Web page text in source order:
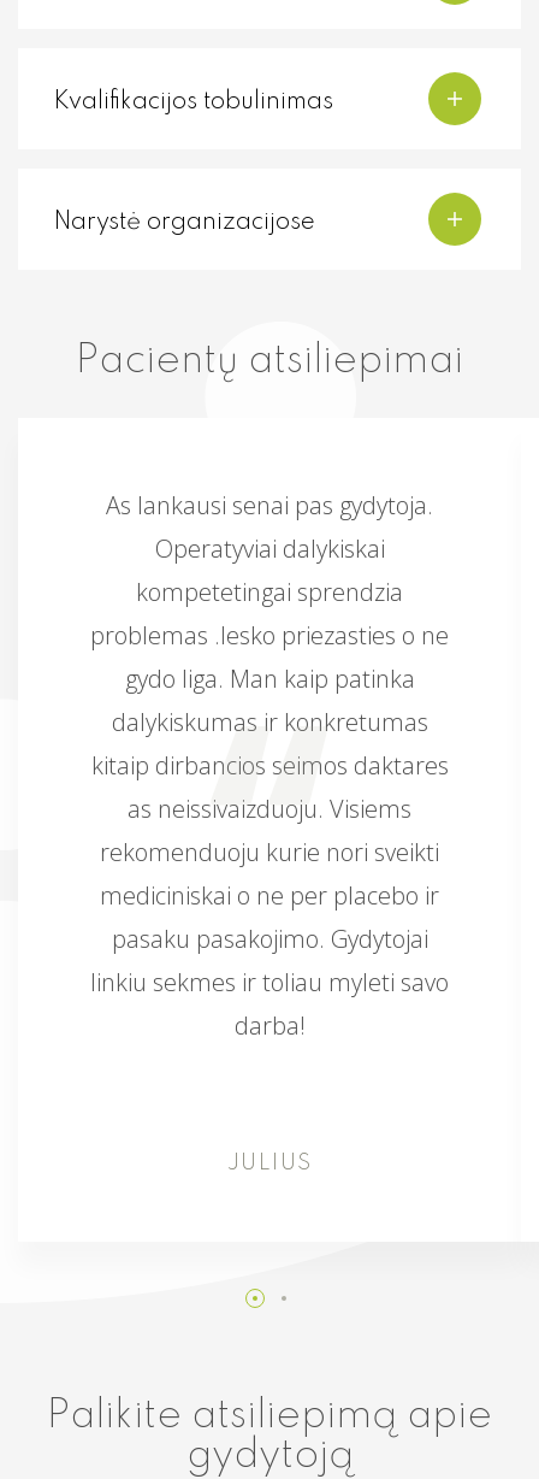
Kvalifikacijos tobulinimas
Narystė organizacijose
Pacientų atsiliepimai
As lankausi senai pas gydytoja.
Operatyviai dalykiskai
kompetetingai sprendzia
problemas .Iesko priezasties o ne
gydo liga. Man kaip patinka
dalykiskumas ir konkretumas
kitaip dirbancios seimos daktares
as neissivaizduoju. Visiems
rekomenduoju kurie nori sveikti
mediciniskai o ne per placebo ir
pasaku pasakojimo. Gydytojai
linkiu sekmes ir toliau myleti savo
darba!
JULIUS
Palikite atsiliepimą apie
gydytoją